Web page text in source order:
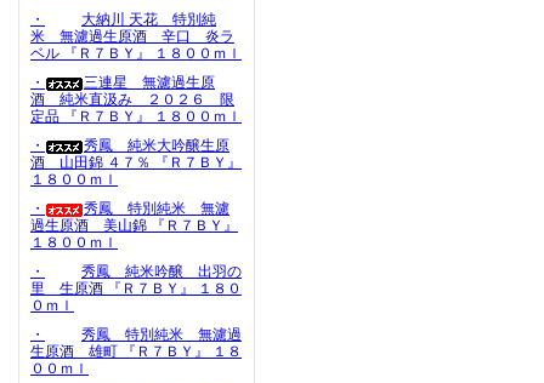
・
大納川 天花 特別純
米 無濾過生原酒 辛口 炎ラ
ベル 『Ｒ７ＢＹ』 １８００ｍｌ
・
三連星 無濾過生原
酒 純米直汲み ２０２６ 限
定品 『Ｒ７ＢＹ』 １８００ｍｌ
・
秀鳳 純米大吟醸生原
酒 山田錦 ４７％ 『Ｒ７ＢＹ』
１８００ｍｌ
・
秀鳳 特別純米 無濾
過生原酒 美山錦 『Ｒ７ＢＹ』
１８００ｍｌ
・
秀鳳 純米吟醸 出羽の
里 生原酒 『Ｒ７ＢＹ』 １８０
０ｍｌ
・
秀鳳 特別純米 無濾過
生原酒 雄町 『Ｒ７ＢＹ』 １８
００ｍｌ